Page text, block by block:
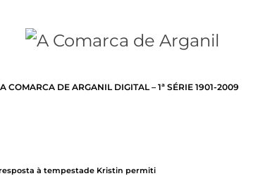
A COMARCA DE ARGANIL DIGITAL – 1ª SÉRIE 1901-2009
à tempestade Kristin permitir a adj...